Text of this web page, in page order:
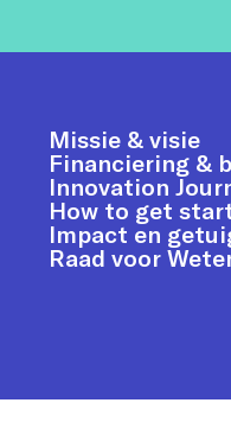
Missie & visie
Financiering &
Innovation
How to get
Impact en
Raad voor